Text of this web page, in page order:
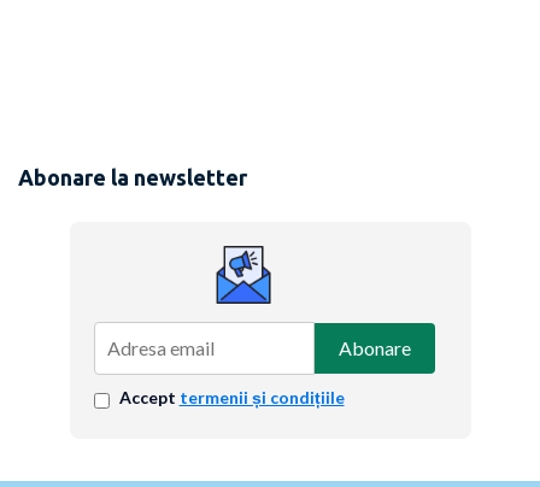
Abonare la newsletter
Abonare
Accept termenii și condițiile